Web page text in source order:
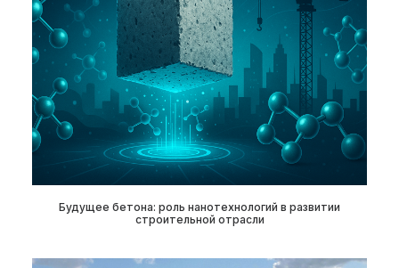
Будущее бетона: роль нанотехнологий в развитии
строительной отрасли